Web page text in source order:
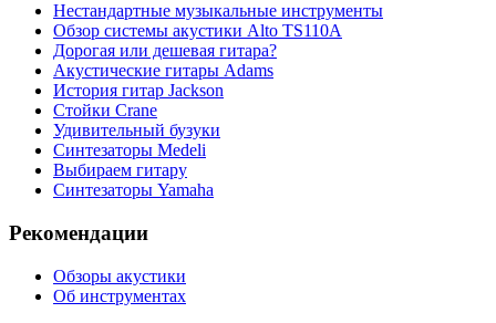
Нестандартные музыкальные инструменты
Обзор системы акустики Alto TS110A
Дорогая или дешевая гитара?
Акустические гитары Adams
История гитар Jackson
Стойки Crane
Удивительный бузуки
Синтезаторы Мedeli
Выбираем гитару
Синтезаторы Yamaha
Рекомендации
Обзоры акустики
Об инструментах